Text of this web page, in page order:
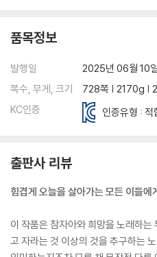
품목정보
발행일
2025년 06월 10
쪽수, 무게, 크기
728쪽 | 2170g
KC인증
인증유형 : 적
출판사 리뷰
힘겹게 오늘을 살아가는 모든 이들에
이 작품은 참자아와 희망을 노래하
고 자라는 것 이상의 것을 추구하는